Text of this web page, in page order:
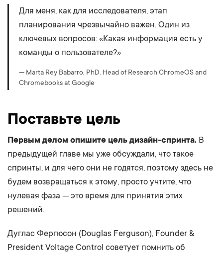
Для меня, как для исследователя, этап
планирования чрезвычайно важен. Один из
ключевых вопросов: «Какая информация есть у
команды о пользователе?»
— Marta Rey Babarro, PhD. Head of Research ChromeOS and
Chromebooks at Google
Поставьте цель
Первым делом опишите цель дизайн-спринта. В
предыдущей главе мы уже обсуждали, что такое
спринты, и для чего они не годятся, поэтому здесь не
будем возвращаться к этому, просто учтите, что
нулевая фаза — это время для принятия этих
решений.
Дуглас Фергюсон (Douglas Ferguson), Founder &
President Voltage Control советует помнить об